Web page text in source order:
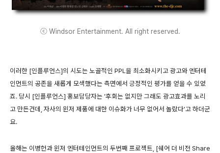
ⓒ Windsor Entertainment. All right reserved.
이러한 [인플루언스]의 시도는 노골적인 PPL을 최소화시키고 광고와 엔터테
인먼트의 공존을 새롭게 모색했다는 측면에서 긍정적인 평가를 얻을 수 있었
죠. 당시 [인플루언스] 홍보담당자는 '후회는 없지만 그래도 광고효과를 노리
고 만든건데, 자사의 윈저 제품에 대한 이슈화가 너무 없어서 놀랐다'고 하더군
요.
올해는 이병헌과 윈저 엔터테인먼트의 두번째 프로젝트, [쉐어 더 비전 Share